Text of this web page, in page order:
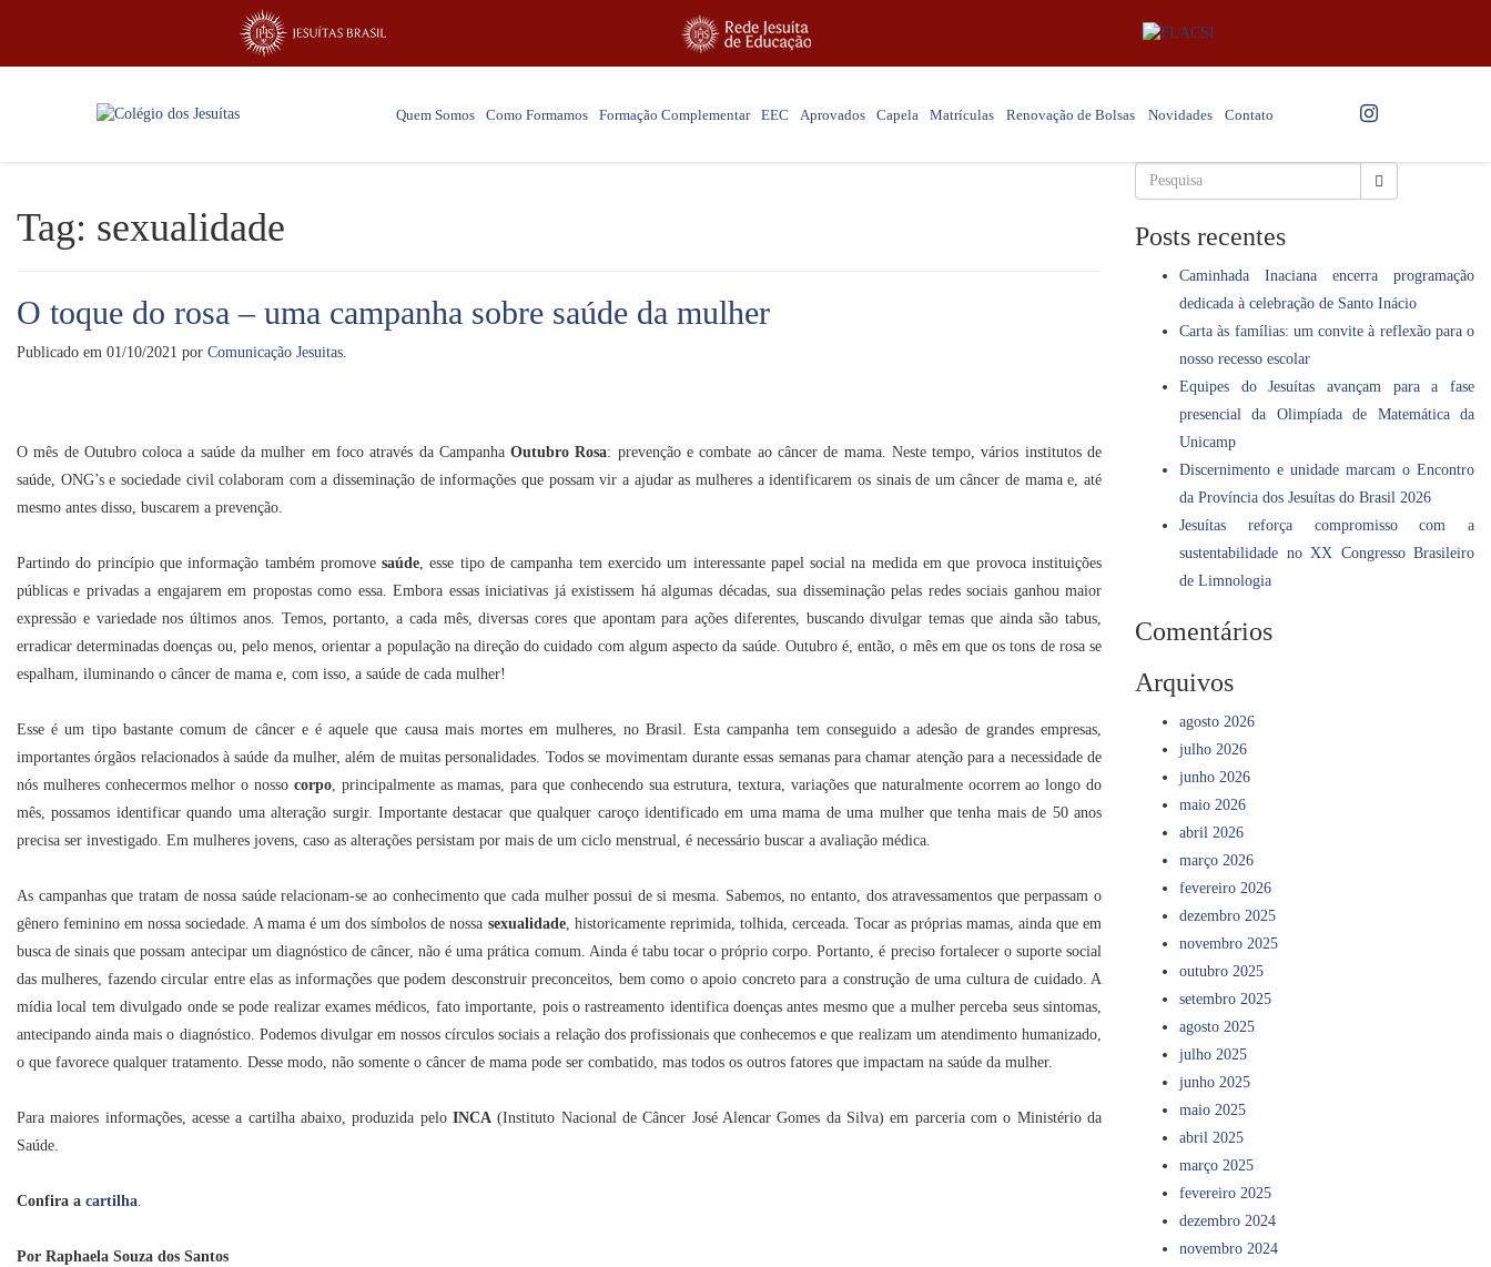
Quem Somos Como Formamos Formação Complementar EEC Aprovados Capela Matrículas Renovação de Bolsas Novidades Contato
Tag: sexualidade
O toque do rosa – uma campanha sobre saúde da mulher
Publicado em 01/10/2021 por Comunicação Jesuitas.
O mês de Outubro coloca a saúde da mulher em foco através da CampanhaOutubro Rosa: prevenção e combate ao câncer de mama. Neste tempo, vários institutos de
saúde, ONG’s e sociedade civil colaboram com a disseminação de informações que possam vir a ajudar as mulheres a identificarem os sinais de um câncer de mama e, até
mesmo antes disso, buscarem a prevenção.
Partindo do princípio que informação também promovesaúde, esse tipo de campanha tem exercido um interessante papel social na medida em que provoca instituições
públicas e privadas a engajarem em propostas como essa. Embora essas iniciativas já existissem há algumas décadas, sua disseminação pelas redes sociais ganhou maior
expressão e variedade nos últimos anos. Temos, portanto, a cada mês, diversas cores que apontam para ações diferentes, buscando divulgar temas que ainda são tabus,
erradicar determinadas doenças ou, pelo menos, orientar a população na direção do cuidado com algum aspecto da saúde. Outubro é, então, o mês em que os tons de rosa se
espalham, iluminando o câncer de mama e, com isso, a saúde de cada mulher!
Esse é um tipo bastante comum de câncer e é aquele que causa mais mortes em mulheres, no Brasil. Esta campanha tem conseguido a adesão de grandes empresas,
importantes órgãos relacionados à saúde da mulher, além de muitas personalidades. Todos se movimentam durante essas semanas para chamar atenção para a necessidade de
nós mulheres conhecermos melhor o nosso corpo, principalmente as mamas, para que conhecendo sua estrutura, textura, variações que naturalmente ocorrem ao longo do
mês, possamos identificar quando uma alteração surgir. Importante destacar que qualquer caroço identificado em uma mama de uma mulher que tenha mais de 50 anos
precisa ser investigado. Em mulheres jovens, caso as alterações persistam por mais de um ciclo menstrual, é necessário buscar a avaliação médica.
As campanhas que tratam de nossa saúde relacionam-se ao conhecimento que cada mulher possui de si mesma. Sabemos, no entanto, dos atravessamentos que perpassam o
gênero feminino em nossa sociedade. A mama é um dos símbolos de nossa sexualidade, historicamente reprimida, tolhida, cerceada. Tocar as próprias mamas, ainda que em
busca de sinais que possam antecipar um diagnóstico de câncer, não é uma prática comum. Ainda é tabu tocar o próprio corpo. Portanto, é preciso fortalecer o suporte social
das mulheres, fazendo circular entre elas as informações que podem desconstruir preconceitos, bem como o apoio concreto para a construção de uma cultura de cuidado. A
mídia local tem divulgado onde se pode realizar exames médicos, fato importante, pois o rastreamento identifica doenças antes mesmo que a mulher perceba seus sintomas,
antecipando ainda mais o diagnóstico. Podemos divulgar em nossos círculos sociais a relação dos profissionais que conhecemos e que realizam um atendimento humanizado,
o que favorece qualquer tratamento. Desse modo, não somente o câncer de mama pode ser combatido, mas todos os outros fatores que impactam na saúde da mulher.
Para maiores informações, acesse a cartilha abaixo, produzida pelo INCA (Instituto Nacional de Câncer José Alencar Gomes da Silva) em parceria com o Ministério da
Saúde.
Confira a cartilha.
Por Raphaela Souza dos Santos
Posts recentes
Caminhada Inaciana encerra programação
dedicada à celebração de Santo Inácio
Carta às famílias: um convite à reflexão para o
nosso recesso escolar
Equipes do Jesuítas avançam para a fase
presencial da Olimpíada de Matemática da
Unicamp
Discernimento e unidade marcam o Encontro
da Província dos Jesuítas do Brasil 2026
Jesuítas reforça compromisso com a
sustentabilidade no XX Congresso Brasileiro
de Limnologia
Comentários
Arquivos
agosto 2026
julho 2026
junho 2026
maio 2026
abril 2026
março 2026
fevereiro 2026
dezembro 2025
novembro 2025
outubro 2025
setembro 2025
agosto 2025
julho 2025
junho 2025
maio 2025
abril 2025
março 2025
fevereiro 2025
dezembro 2024
novembro 2024